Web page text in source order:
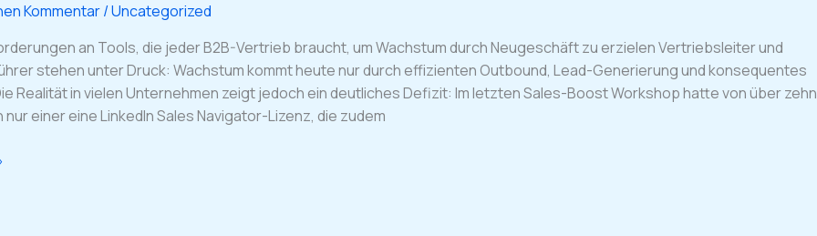
Kommentar/Uncategorized
an Tools, die jeder B2B-Vertrieb braucht, um Wachstum durch Neugeschäft zu erzielen Vertriebsleiter und
stehen unter Druck: Wachstum kommt heute nur durch effizienten Outbound, Lead-Generierung und konsequentes
Realität in vielen Unternehmen zeigt jedoch ein deutliches Defizit: Im letzten Sales-Boost Workshop hatte von über zehn
nur einer eine LinkedIn Sales Navigator-Lizenz, die zudem